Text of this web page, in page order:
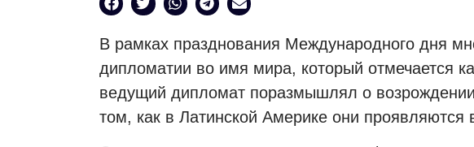
В рамках празднования Международного дня
дипломатии во имя мира, который отмечается
ведущий дипломат поразмышлял о
том, как в Латинской Америке они